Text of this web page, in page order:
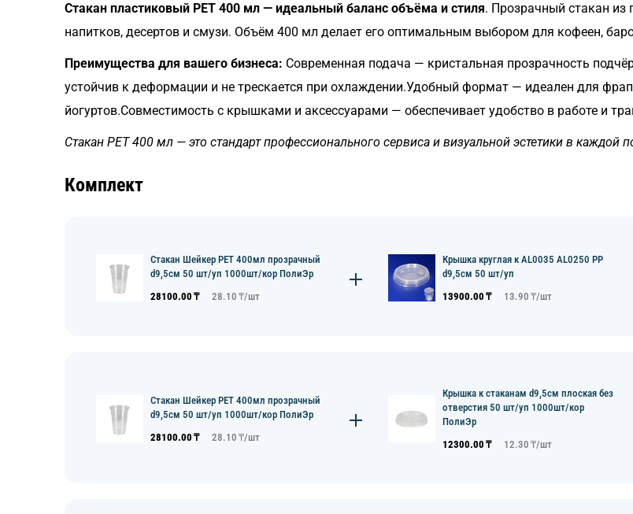
Стакан пластиковый PET 400 мл — идеальный баланс объёма и стиля. Прозрачный стакан
напитков, десертов и смузи. Объём 400 мл делает его оптимальным выбором для кофеен,
Преимущества для вашего бизнеса: Современная подача — кристальная прозрачность
устойчив к деформации и не трескается при охлаждении.Удобный формат — идеален для
йогуртов.Совместимость с крышками и аксессуарами — обеспечивает удобство в работе и
Стакан PET 400 мл — это стандарт профессионального сервиса и визуальной эстетики в каждой
Комплект
Стакан Шейкер PET 400мл прозрачный
d9,5см 50 шт/уп 1000шт/кор ПолиЭр
28100.00 ₸ 28.10 ₸/шт
Крышка круглая к AL0035 AL0250 PP
d9,5см 50 шт/уп
13900.00 ₸ 13.90 ₸/шт
Стакан Шейкер PET 400мл прозрачный
d9,5см 50 шт/уп 1000шт/кор ПолиЭр
28100.00 ₸ 28.10 ₸/шт
Крышка к стаканам d9,5см плоская без
отверстия 50 шт/уп 1000шт/кор
ПолиЭр
12300.00 ₸ 12.30 ₸/шт